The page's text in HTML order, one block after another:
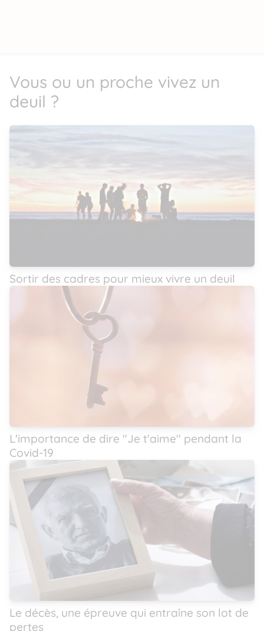
Vous ou un proche vivez un
deuil ?
Sortir des cadres pour mieux vivre un deuil
L'importance de dire ''Je t'aime'' pendant la
Covid-19
Le décès, une épreuve qui entraîne son lot de
pertes